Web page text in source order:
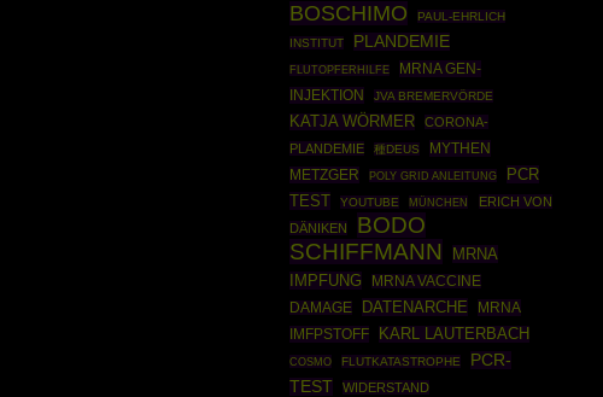
BOSCHIMO
PAUL-EHRLICH
INSTITUT
PLANDEMIE
FLUTOPFERHILFE
MRNA GEN-
INJEKTION
JVA BREMERVÖRDE
KATJA WÖRMER
CORONA-
PLANDEMIE
種DEUS
MYTHEN
METZGER
POLY GRID ANLEITUNG
PCR
TEST
YOUTUBE MÜNCHEN
ERICH VON
DÄNIKEN
BODO
SCHIFFMANN
MRNA
IMPFUNG
MRNA VACCINE
DAMAGE
DATENARCHE
MRNA
IMFPSTOFF
KARL LAUTERBACH
COSMO FLUTKATASTROPHE
PCR-
TEST
WIDERSTAND